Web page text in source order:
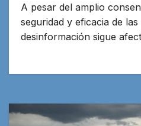
A pesar del amplio
seguridad y eficacia de
desinformación sigue